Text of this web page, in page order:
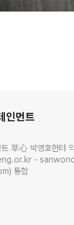
인먼트
草心 박영호헌터
통합